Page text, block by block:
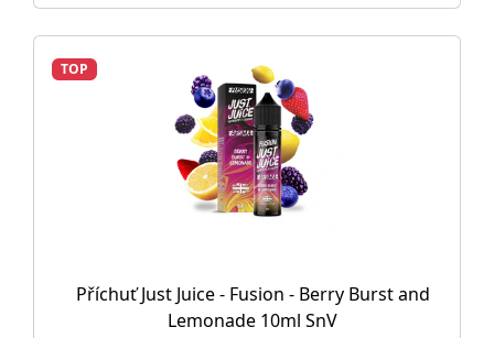
TOP
Příchuť Just Juice - Fusion - Berry Burst and
Lemonade 10ml SnV